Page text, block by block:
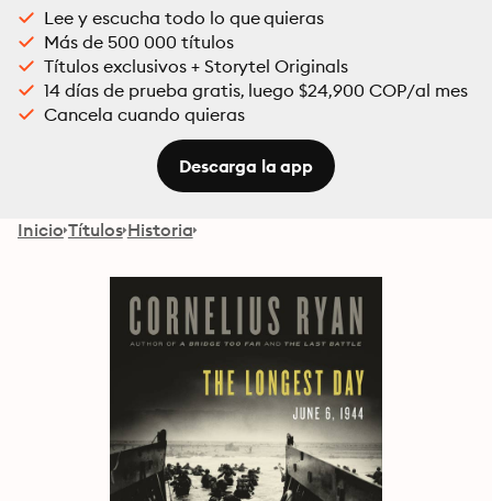
Lee y escucha todo lo que quieras
Más de 500 000 títulos
Títulos exclusivos + Storytel Originals
14 días de prueba gratis, luego $24,900 COP/al mes
Cancela cuando quieras
Descarga la app
Inicio Títulos Historia